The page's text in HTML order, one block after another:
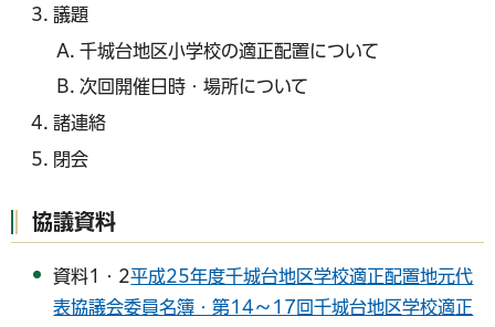
議題
千城台地区小学校の適正配置について
次回開催日時・場所について
諸連絡
閉会
協議資料
資料1・2平成25年度千城台地区学校適正配置地元代
表協議会委員名簿・第14～17回千城台地区学校適正